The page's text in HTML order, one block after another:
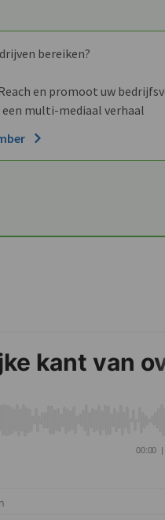
bereiken?
en promoot uw
multi-mediaal verhaal